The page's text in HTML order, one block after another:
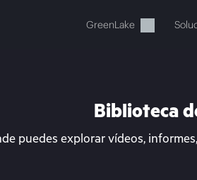
GreenLake
Biblioteca
puedes explorar vídeos,